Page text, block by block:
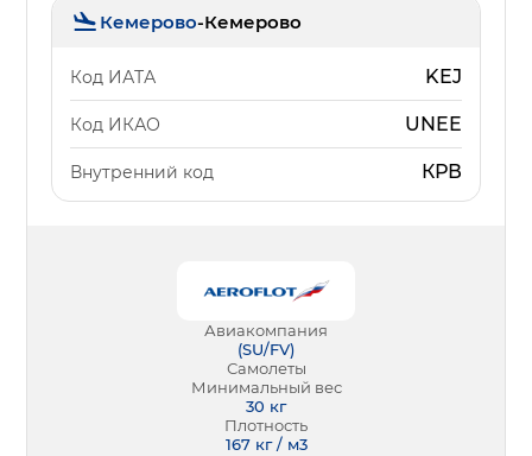
Кемерово-Кемерово
Код ИАТА KEJ
Код ИКАО UNEE
Внутренний код КРВ
Авиакомпания
(SU/FV)
Самолеты
Минимальный вес
30 кг
Плотность
167 кг / м3